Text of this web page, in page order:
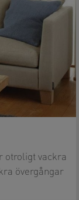
otroligt vackra
övergångar